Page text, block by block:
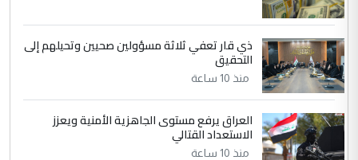
ذي قار تعفي ثلاثة مسؤولين صحيين وتحيلهم إلى
التحقيق
منذ 10 ساعة
العراق يرفع مستوى الجاهزية الأمنية ويعزز
الاستعداد القتالي
منذ 10 ساعة